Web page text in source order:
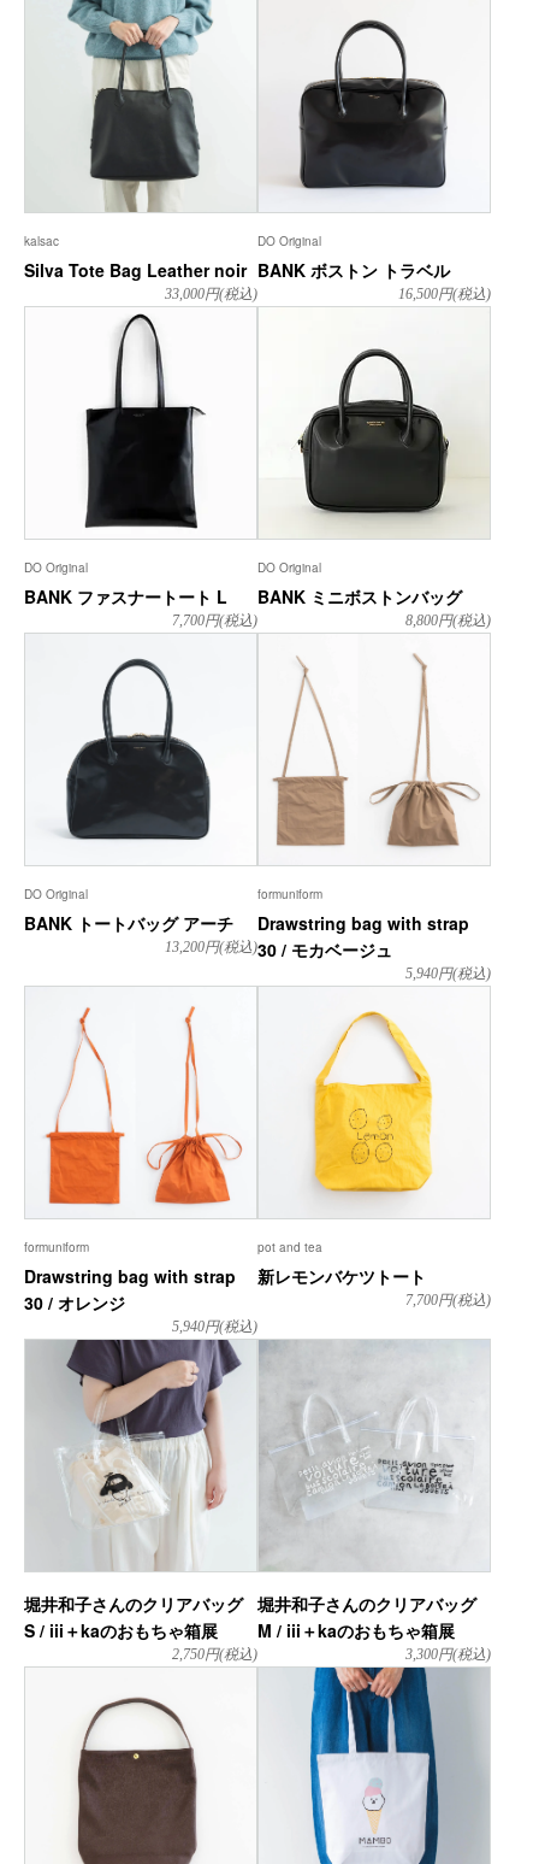
kalsac
Silva Tote Bag Leather noir
33,000円(税込)
DO Original
BANK ボストン トラベル
16,500円(税込)
DO Original
BANK ファスナートート L
7,700円(税込)
DO Original
BANK ミニボストンバッグ
8,800円(税込)
DO Original
BANK トートバッグ アーチ
13,200円(税込)
formuniform
Drawstring bag with strap
30 / モカベージュ
5,940円(税込)
formuniform
Drawstring bag with strap
30 / オレンジ
5,940円(税込)
pot and tea
新レモンバケツトート
7,700円(税込)
堀井和子さんのクリアバッグ
S / iii＋kaのおもちゃ箱展
2,750円(税込)
堀井和子さんのクリアバッグ
M / iii＋kaのおもちゃ箱展
3,300円(税込)